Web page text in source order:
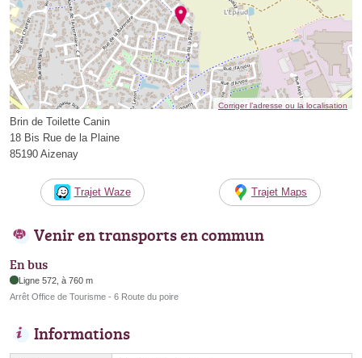
Corriger l’adresse ou la localisation
Brin de Toilette Canin
18 Bis Rue de la Plaine
85190 Aizenay
Trajet Waze Trajet Maps
Venir en transports en commun
En bus
Ligne 572, à 760 m
Arrêt Office de Tourisme - 6 Route du poire
Informations